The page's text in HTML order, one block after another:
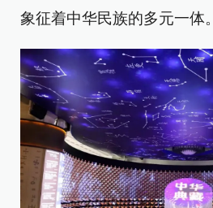
象征着中华民族的多元一体。